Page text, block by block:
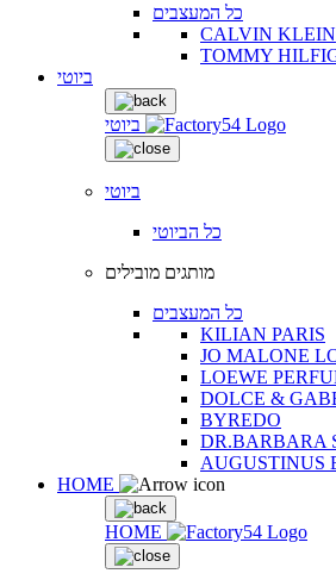
כל המעצבים
CALVIN KLEIN
TOMMY
ביוטי
ביוטי
ביוטי
כל הביוטי
מותגים מובילים
כל המעצבים
KILIAN PARIS
JO MALONE
LOEWE
DOLCE &
BYREDO
DR.BARBARA
AUGUSTINUS
HOME
HOME